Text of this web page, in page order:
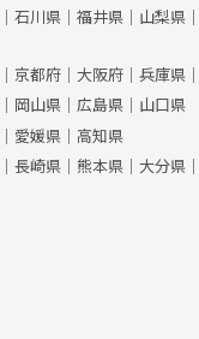
｜ 石川県 ｜ 福井県 ｜ 山梨県 ｜
｜ 京都府 ｜ 大阪府 ｜ 兵庫県 ｜
｜ 岡山県 ｜ 広島県 ｜ 山口県
｜ 愛媛県 ｜ 高知県
｜ 長崎県 ｜ 熊本県 ｜ 大分県 ｜